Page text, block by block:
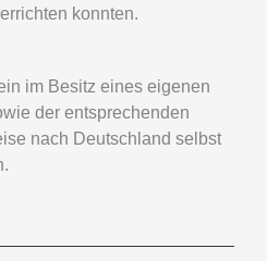
errichten konnten.
im Besitz eines eigenen
der entsprechenden
nach Deutschland selbst